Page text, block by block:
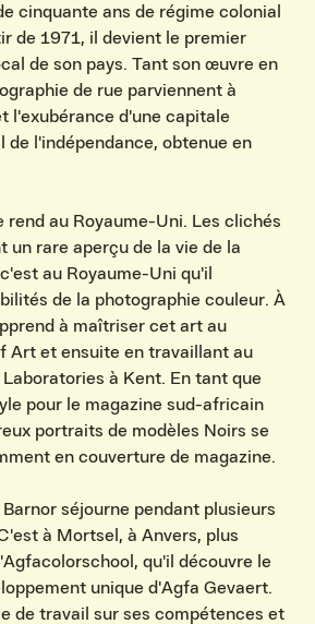
cinquante ans de régime colonial
de 1971, il devient le premier
de son pays. Tant son œuvre en
de rue parviennent à
l'exubérance d'une capitale
de l'indépendance, obtenue en
rend au Royaume-Uni. Les clichés
un rare aperçu de la vie de la
au Royaume-Uni qu'il
de la photographie couleur. À
à maîtriser cet art au
Art et ensuite en travaillant au
à Kent. En tant que
pour le magazine sud-africain
portraits de modèles Noirs se
en couverture de magazine.
séjourne pendant plusieurs
à Mortsel, à Anvers, plus
qu'il découvre le
unique d'Agfa Gevaert.
de travail sur ses compétences et